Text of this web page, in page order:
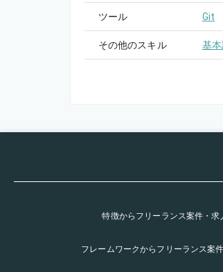
ツール Git
その他のスキル 基
特徴からフリーランス案件・求
フレームワークからフリーランス案